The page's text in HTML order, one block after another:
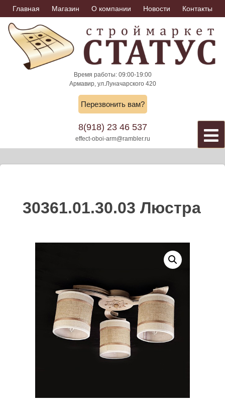
Skip
to
content
Главная Магазин О компании Новости Контакты
Время работы: 09:00-19:00
Армавир, ул.Луначарского 420
Перезвонить вам?
8(918) 23 46 537
effect-oboi-arm@rambler.ru
30361.01.30.03 Люстра